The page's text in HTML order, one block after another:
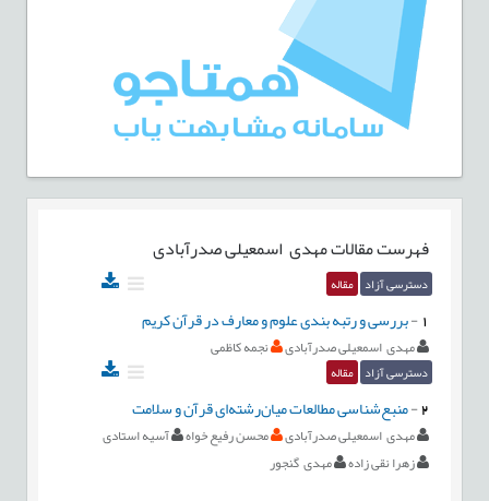
فهرست مقالاتمهدی اسمعیلی صدرآبادی
دسترسی آزاد مقاله
-بررسی و رتبه بندی علوم و معارف در قرآن کریم
مهدی اسمعیلی صدرآبادی نجمه کاظمی
دسترسی آزاد مقاله
2
-منبع‌شناسی مطالعات میان‌رشته‌ای قرآن و سلامت
مهدی اسمعیلی صدرآبادی محسن رفیع خواه
آسیه استادی
زهرا نقی زاده
مهدی گنجور